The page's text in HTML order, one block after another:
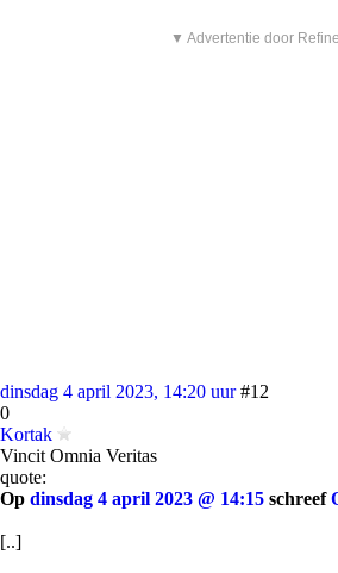
▼ Advertentie door
dinsdag 4 april 2023, 14:20 uur #12
0
Kortak
Vincit Omnia Veritas
quote:
Op dinsdag 4 april 2023 @ 14:15 schreef
[..]